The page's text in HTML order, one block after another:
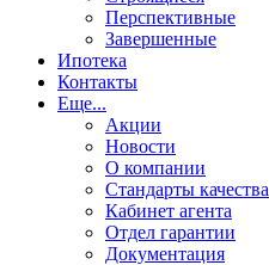
Перспективные
Завершенные
Ипотека
Контакты
Еще...
Акции
Новости
О компании
Стандарты качества
Кабинет агента
Отдел гарантии
Документация